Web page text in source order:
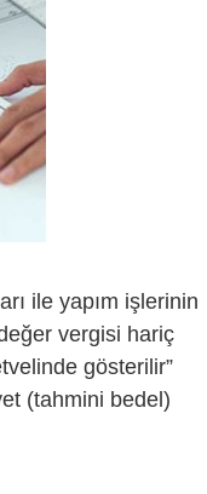
ile yapım işlerinin
vergisi hariç
gösterilir”
(tahmini bedel)